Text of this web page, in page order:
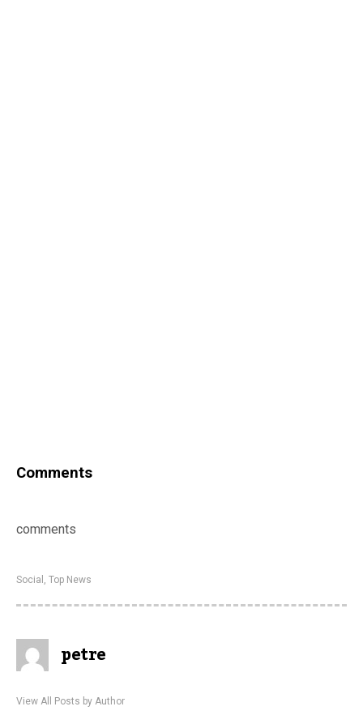
Comments
comments
Social , Top News
petre
View All Posts by Author